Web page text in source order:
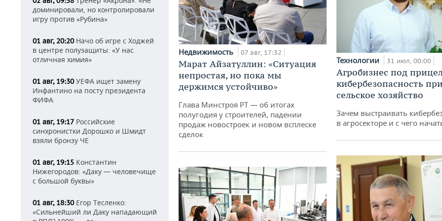
доминировали, но контролировали
игру против «Рубина»
01 авг, 20:20Начо об игре с Ходжей
в центре полузащиты: «У нас
отличная химия»
01 авг, 19:30УЕФА ищет замену
Инфантино на посту президента
ФИФА
01 авг, 19:17 Российские
синхронистки Дорошко и Шмидт
взяли бронзу ЧЕ
01 авг, 19:15 Константин
Нижегородов: «Даку — человечище
с большой буквы»
01 авг, 18:30Егор Тесленко:
«Сильнейший ли Даку нападающий
Недвижимость 07 авг, 17:32
Марат Айзатуллин: «Ситуация
непростая, но пока мы
держимся устойчиво»
Глава Минстроя РТ — об итогах
полугодия у строителей, падении
продаж новостроек и новом всплеске
сделок
Технологии 31 июл, 00:00
Агробизнес под
кибербезопасность
сельское хозяйство
Зачем выстраивать
в агросекторе и с чего